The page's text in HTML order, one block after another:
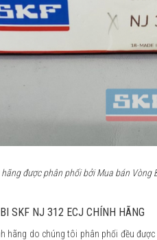
được phân phối bởi Mua bán Vòng
SKF NJ 312 ECJ CHÍNH HÃNG
hãng do chúng tôi phân phối đều